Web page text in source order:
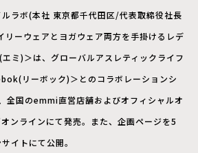
ラボ(本社 東京都千代田区/代表取締役社長
リーウェアとヨガウェア両方を手掛けるレデ
ミ)＞は、グローバルアスレティックライフ
リーボック)＞とのコラボレーションシ
全国のemmi直営店舗およびオフィシャルオ
ンラインにて発売。また、企画ページを5
イトにて公開。